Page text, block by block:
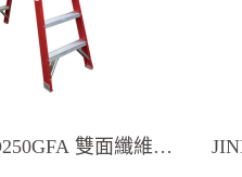
雙面纖維梯